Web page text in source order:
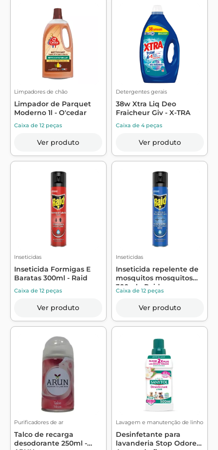
Limpadores de chão
Limpador de Parquet
Moderno 1l - O'cedar
Caixa de 12 peças
Ver produto
Detergentes gerais
38w Xtra Liq Deo
Fraicheur Giv - X-TRA
Caixa de 4 peças
Ver produto
Inseticidas
Inseticida Formigas E
Baratas 300ml - Raid
Caixa de 12 peças
Ver produto
Inseticidas
Inseticida repelente de
mosquitos mosquitos
300ml - Raid
Caixa de 12 peças
Ver produto
Purificadores de ar
Talco de recarga
desodorante 250ml -
Lavagem e manutenção de linho
Desinfetante para
lavanderia Stop Odores